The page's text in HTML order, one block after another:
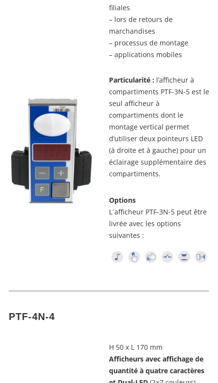
filiales
– lors de retours de
marchandises
– processus de montage
– applications mobiles
Particularité : l’afficheur à
compartiments PTF-3N-5 est le
seul afficheur à
compartiments dont le
montage vertical permet
d’utiliser deux pointeurs LED
(à droite et à gauche) pour un
éclairage supplémentaire des
compartiments.
Options
L´afficheur PTF-3N-5 peut être
livrée avec les options
suivantes :
PTF-4N-4
H 50 x L 170 mm
Afficheurs avec affichage de
quantité à quatre caractères